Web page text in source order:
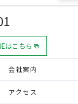
はこちら
会社案内
アクセス